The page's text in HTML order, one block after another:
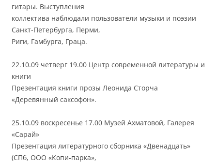
гитары. Выступления
коллектива наблюдали пользователи музыки и поэзии
Санкт-Петербурга, Перми,
Риги, Гамбурга, Граца.
22.10.09 четверг 19.00 Центр современной литературы и
книги
Презентация книги прозы Леонида Сторча
«Деревянный саксофон».
25.10.09 воскресенье 17.00 Музей Ахматовой, Галерея
«Сарай»
Презентация литературного сборника «Двенадцать»
(СПб, ООО «Копи-парка»,